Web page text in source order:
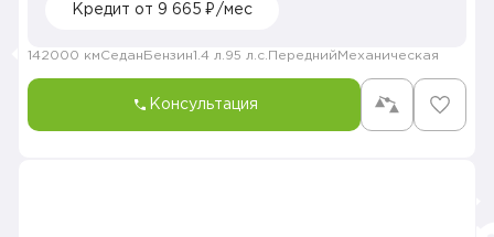
Кредит от 9 665 ₽/мес
142000 кмСедан Бензин1.4 л. 95 л.с. Передний Механическая
Консультация